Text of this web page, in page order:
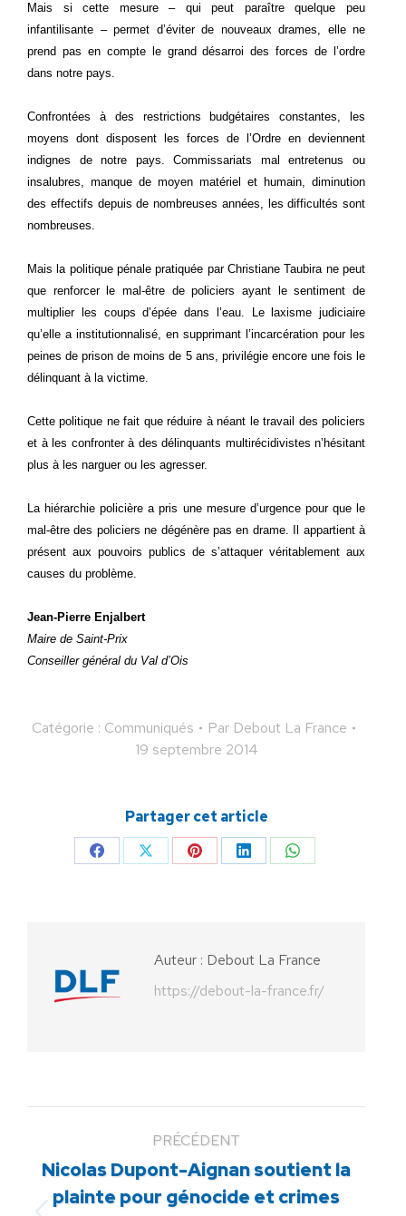
Mais si cette mesure – qui peut paraître quelque peu
infantilisante – permet d’éviter de nouveaux drames, elle ne
prend pas en compte le grand désarroi des forces de l’ordre
dans notre pays.
Confrontées à des restrictions budgétaires constantes, les
moyens dont disposent les forces de l’Ordre en deviennent
indignes de notre pays. Commissariats mal entretenus ou
insalubres, manque de moyen matériel et humain, diminution
des effectifs depuis de nombreuses années, les difficultés sont
nombreuses.
Mais la politique pénale pratiquée par Christiane Taubira ne peut
que renforcer le mal-être de policiers ayant le sentiment de
multiplier les coups d’épée dans l’eau. Le laxisme judiciaire
qu’elle a institutionnalisé, en supprimant l’incarcération pour les
peines de prison de moins de 5 ans, privilégie encore une fois le
délinquant à la victime.
Cette politique ne fait que réduire à néant le travail des policiers
et à les confronter à des délinquants multirécidivistes n’hésitant
plus à les narguer ou les agresser.
La hiérarchie policière a pris une mesure d’urgence pour que le
mal-être des policiers ne dégénère pas en drame. Il appartient à
présent aux pouvoirs publics de s’attaquer véritablement aux
causes du problème.
Jean-Pierre Enjalbert
Maire de Saint-Prix
Conseiller général du Val d’Ois
Catégorie : Communiqués Par Debout La France
19 septembre 2014
Partager cet article
PartagerPartagerPartagerPartagerPartager
Auteur : Debout La France
https://debout-la-france.fr/
PRÉCÉDENT
Nicolas Dupont-Aignan soutient la
plainte pour génocide et crimes